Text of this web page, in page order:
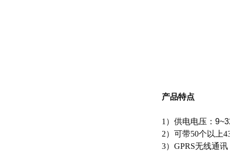
产品特点
1） 供电电压：
2） 可带50个以上
3）GPRS无线通讯